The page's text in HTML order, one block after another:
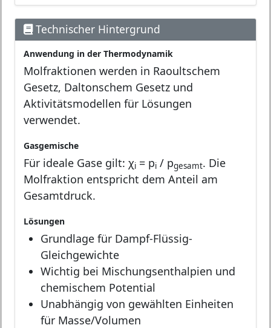
Technischer Hintergrund
Anwendung in der Thermodynamik
Molfraktionen werden in Raoultschem
Gesetz, Daltonschem Gesetz und
Aktivitätsmodellen für Lösungen
verwendet.
Gasgemische
Für ideale Gase gilt: χi = pi / pgesamt. Die
Molfraktion entspricht dem Anteil am
Gesamtdruck.
Lösungen
Grundlage für Dampf-Flüssig-
Gleichgewichte
Wichtig bei Mischungsenthalpien und
chemischem Potential
Unabhängig von gewählten Einheiten
für Masse/Volumen